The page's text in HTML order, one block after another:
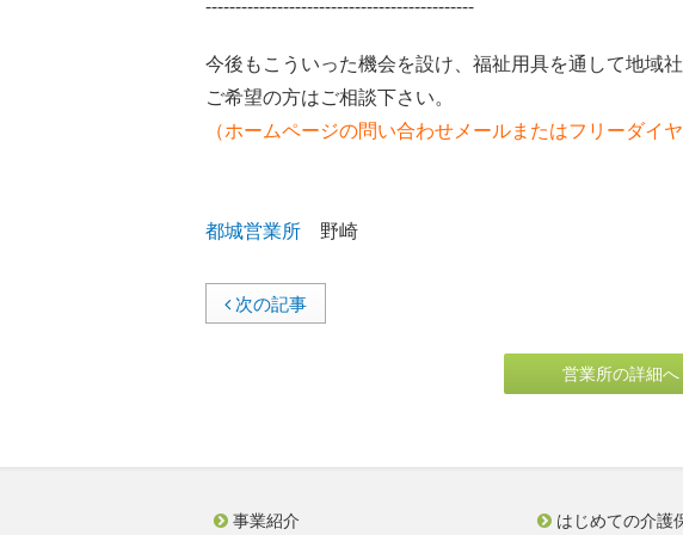
---------------------------------------------
今後もこういった機会を設け、福祉用具を通して地域
ご希望の方はご相談下さい。
（ホームページの問い合わせメールまたはフリーダイ
都城営業所 野崎
次の記事
営業所の詳細へ
事業紹介 はじめての介護